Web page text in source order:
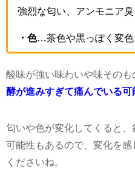
強烈な匂い、アンモニア臭
・色 茶色や黒っぽく変色
酸味が強い味わいや味そのも
酵が進みすぎて痛んでいる可
匂いや色が変化してくると
可能性もあるので、変化を
くださいね。